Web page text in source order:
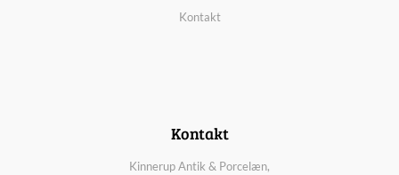
Kontakt
Kontakt
Kinnerup Antik & Porcelæn,